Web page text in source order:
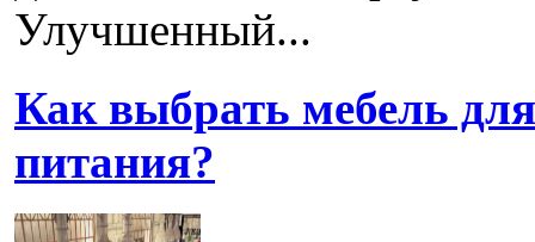
Улучшенный...
Как выбрать мебель
питания?